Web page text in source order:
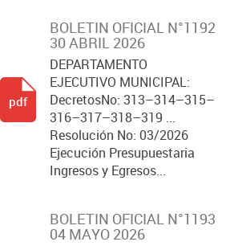
BOLETIN OFICIAL N°1192
30 ABRIL 2026
DEPARTAMENTO
EJECUTIVO MUNICIPAL:
DecretosNo: 313–314–315–
316–317–318–319 ...
Resolución No: 03/2026
Ejecución Presupuestaria
Ingresos y Egresos...
pdf
BOLETIN OFICIAL N°1193
04 MAYO 2026